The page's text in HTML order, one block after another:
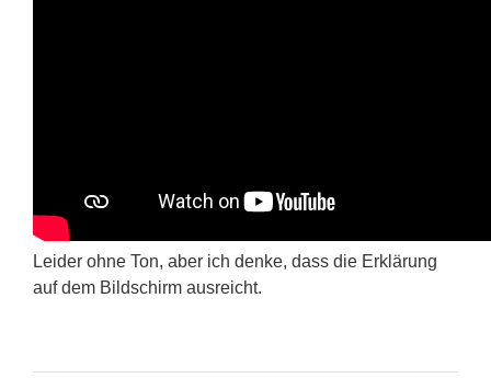
Leider ohne Ton, aber ich denke, dass die Erklärung
auf dem Bildschirm ausreicht.